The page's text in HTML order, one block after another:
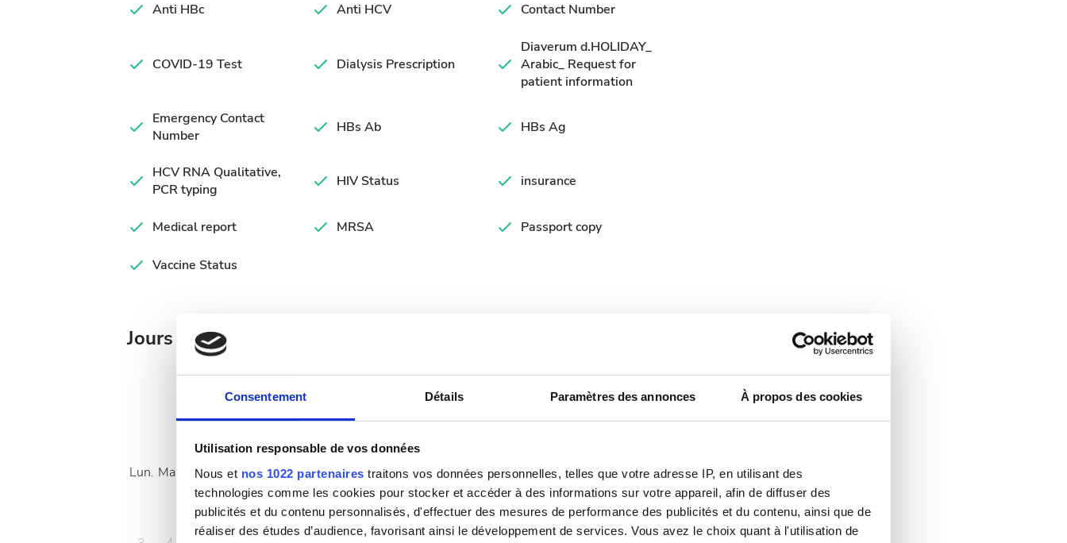
Consentement Détails Paramètres des annonces À propos des cookies
Utilisation responsable de vos données
Nous et nos 1022 partenaires traitons vos données personnelles, telles que votre adresse IP, en utilisant des
technologies comme les cookies pour stocker et accéder à des informations sur votre appareil, afin de diffuser des
publicités et du contenu personnalisés, d'effectuer des mesures de performance des publicités et du contenu, ainsi que de
réaliser des études d’audience, favorisant ainsi le développement de services. Vous avez le choix quant à l'utilisation de
Anti HBc
Anti HCV Contact Number
COVID-19 Test Dialysis Prescription
Diaverum d.HOLIDAY_
Arabic_ Request for
patient information
Emergency Contact
Number
HBs Ab HBs Ag
HCV RNA Qualitative,
PCR typing
HIV Status insurance
Medical report MRSA Passport copy
Vaccine Status
Jours de traitement disponibles
Lun. Mar. Mer. Jeu. Ven.Sam.Dim.
1
2
Lun. Mar. Mer. Jeu. Ven.Sam.Dim.
1 2 3 4 5
6